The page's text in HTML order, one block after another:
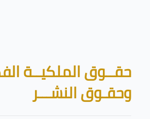
الكتل
حقــوق الملكيــة
وحقـوق النشـــر